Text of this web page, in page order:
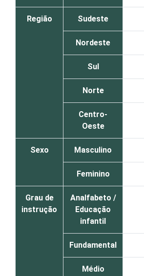
Região Sudeste
Nordeste
Sul
Norte
Centro-
Oeste
Sexo Masculino
Feminino
Grau de
instrução
Analfabeto /
Educação
infantil
Fundamental
Médio